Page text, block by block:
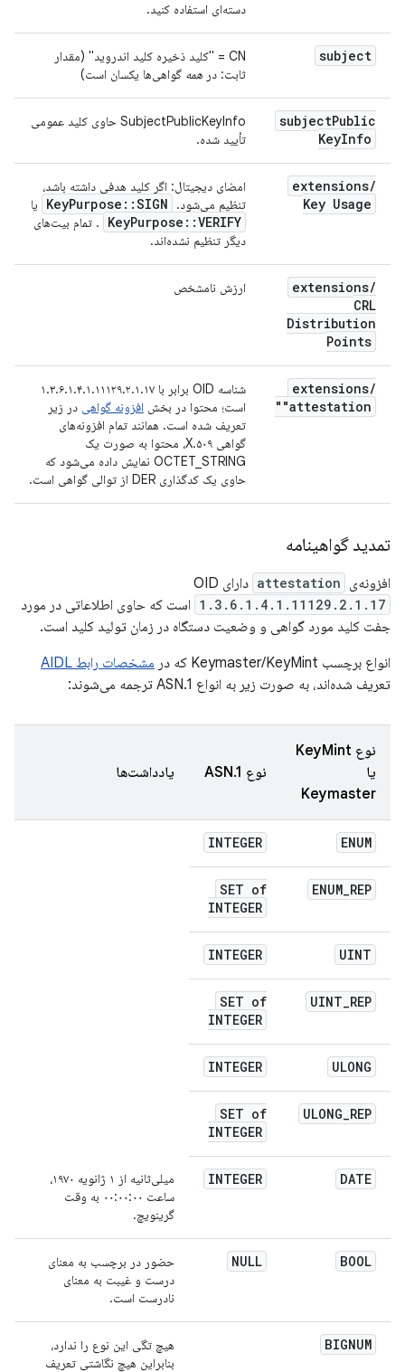
دسته‌ای استفاده کنید.
subject
CN = "کلید ذخیره کلید اندروید" (مقدار
ثابت: در همه گواهی‌ها یکسان است)
subjectPublic
KeyInfo
SubjectPublicKeyInfo حاوی کلید عمومی
تأیید شده.
extensions/
Key Usage
امضای دیجیتال: اگر کلید هدفی داشته باشد،
تنظیم می‌شود.
KeyPurpose ::SIGN یا
KeyPurpose ::VERIFY
. تمام بیت‌های
دیگر تنظیم نشده‌اند.
extensions/
CRL
Distribution
Points
ارزش نامشخص
extensions/
"attestation"
شناسه OID برابر با ۱.۳.۶.۱.۴.۱.۱۱۱۲۹.۲.۱.۱۷
است؛ محتوا در بخش افزونه گواهی در زیر
تعریف شده است. همانند تمام افزونه‌های
گواهی X.۵۰۹، محتوا به صورت یک
OCTET_STRING نمایش داده می‌شود که
حاوی یک کدگذاری DER از توالی گواهی است.
تمدید گواهینامه
افزونه‌ی attestation دارای OID
1.3.6.1.4.1.11129.2.1.17 است که حاوی اطلاعاتی در مورد
جفت کلید مورد گواهی و وضعیت دستگاه در زمان تولید کلید است.
انواع برچسب Keymaster/KeyMint که در
مشخصات رابط AIDL
تعریف شده‌اند، به صورت زیر به انواع ASN.1 ترجمه می‌شوند:
نوع KeyMint
یا
Keymaster
نوع ASN.1 یادداشت‌ها
ENUM
INTEGER
ENUM_REP
SET of
INTEGER
UINT
INTEGER
UINT_REP
SET of
INTEGER
ULONG
INTEGER
ULONG_REP
SET of
INTEGER
DATE
INTEGER
میلی‌ثانیه از ۱ ژانویه ۱۹۷۰،
ساعت ۰۰:۰۰:۰۰ به وقت
گرینویچ.
BOOL
NULL
حضور در برچسب به معنای
درست و غیبت به معنای
نادرست است.
BIGNUM
هیچ تگی این نوع را ندارد،
بنابراین هیچ نگاشتی تعریف